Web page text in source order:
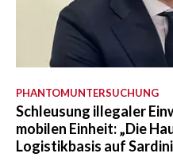
PHANTOMUNTERSUCHUNG
Schleusung illegaler
mobilen Einheit: „Die
Logistikbasis auf